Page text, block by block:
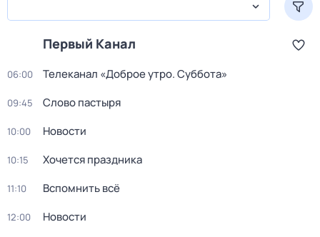
Первый Канал
06:00 Телеканал «Доброе утро. Суббота»
09:45 Слово пастыря
10:00 Новости
10:15 Хочется праздника
11:10 Вспомнить всё
12:00 Новости